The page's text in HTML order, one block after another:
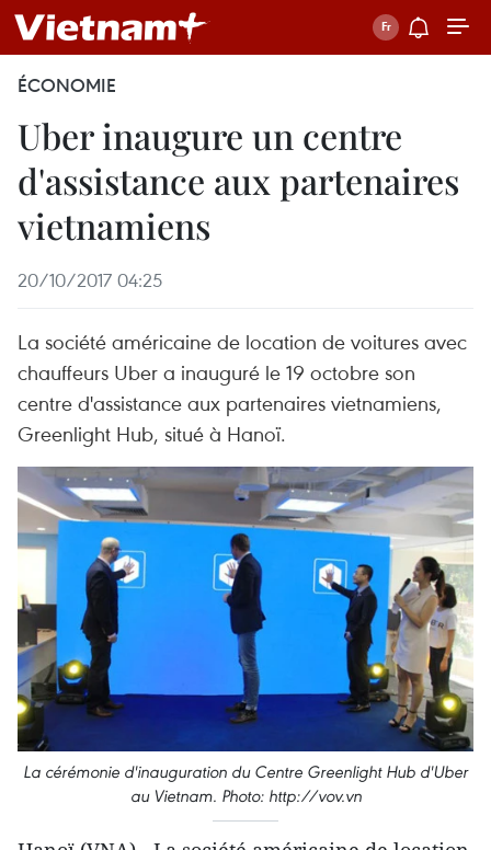
ÉCONOMIE
Uber inaugure un centre
d'assistance aux partenaires
vietnamiens
20/10/2017 04:25
La société américaine de location de voitures avec
chauffeurs Uber a inauguré le 19 octobre son
centre d'assistance aux partenaires vietnamiens,
Greenlight Hub, situé à Hanoï.
La cérémonie d'inauguration du Centre Greenlight Hub d'Uber
au Vietnam. Photo: http://vov.vn